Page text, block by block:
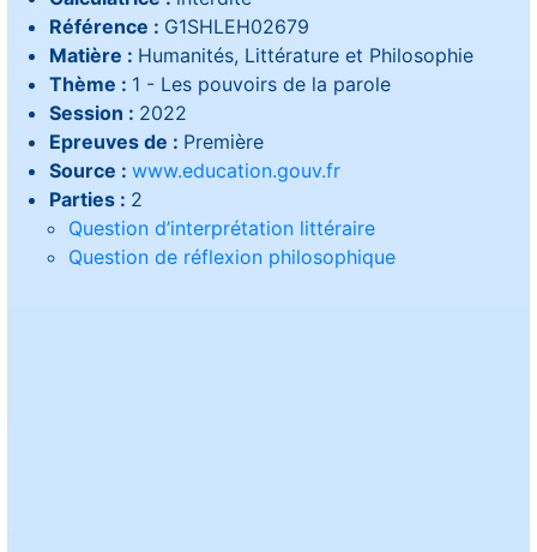
Référence : G1SHLEH02679
Matière : Humanités, Littérature et Philosophie
Thème : 1 - Les pouvoirs de la parole
Session : 2022
Epreuves de : Première
Source : www.education.gouv.fr
Parties : 2
Question d’interprétation littéraire
Question de réflexion philosophique